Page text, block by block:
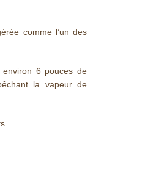
comme l’un des
6 pouces de
la vapeur de